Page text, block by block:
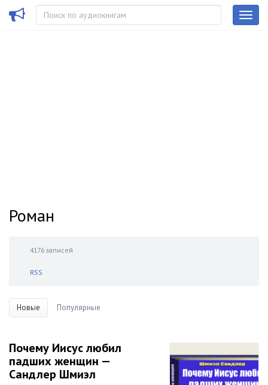
Роман
4176 записей
RSS
Новые Популярные
Почему Иисус любил
падших женщин —
Сандлер Шмиэл